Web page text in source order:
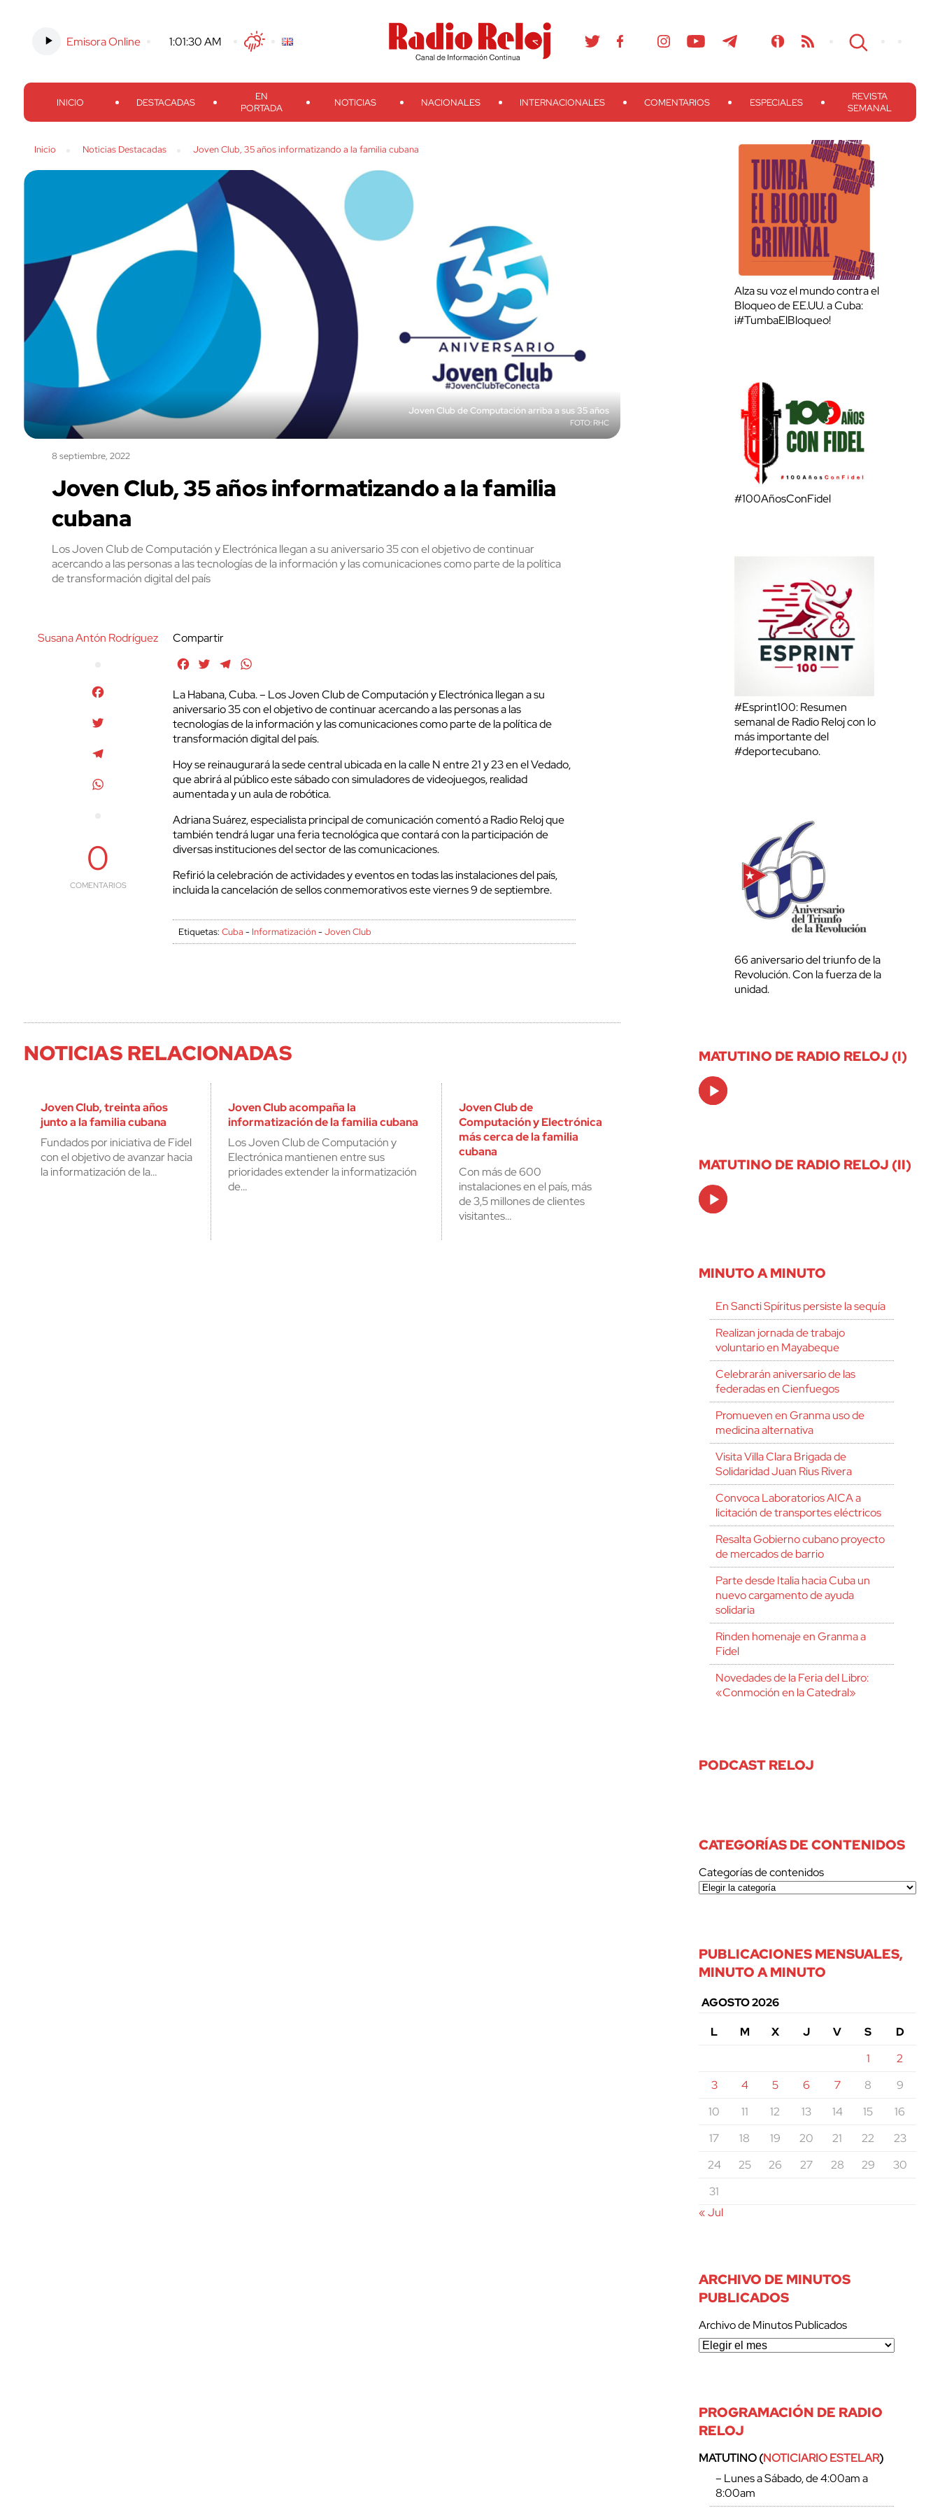
Emisora Online -1:01:30 AM TwitterFacebook
Threads
Instagram TelegramTeveo Ivoox RSS Search
INICIO DESTACADAS
EN
PORTADA
NOTICIAS NACIONALES INTERNACIONALES COMENTARIOS ESPECIALES
REVISTA
SEMANAL
Inicio Noticias Destacadas Joven Club, 35 años informatizando a la familia cubana
Joven Club de Computación arriba a sus 35 años
RHC
8 septiembre, 2022
Joven Club, 35 años informatizando a la familia
cubana
Los Joven Club de Computación y Electrónica llegan a su aniversario 35 con el objetivo de continuar
acercando a las personas a las tecnologías de la información y las comunicaciones como parte de la política
de transformación digital del país
Susana Antón Rodríguez
0
COMENTARIOS
Compartir
FacebookTwitterTelegram
La Habana, Cuba. – Los Joven Club de Computación y Electrónica llegan a su
aniversario 35 con el objetivo de continuar acercando a las personas a las
tecnologías de la información y las comunicaciones como parte de la política de
transformación digital del país.
Hoy se reinaugurará la sede central ubicada en la calle N entre 21 y 23 en el Vedado,
que abrirá al público este sábado con simuladores de videojuegos, realidad
aumentada y un aula de robótica.
Adriana Suárez, especialista principal de comunicación comentó a Radio Reloj que
también tendrá lugar una feria tecnológica que contará con la participación de
diversas instituciones del sector de las comunicaciones.
Refirió la celebración de actividades y eventos en todas las instalaciones del país,
incluida la cancelación de sellos conmemorativos este viernes 9 de septiembre.
Etiquetas:Cuba - Informatización-Joven Club
NOTICIAS RELACIONADAS
Joven Club, treinta años
junto a la familia cubana
Fundados por iniciativa de Fidel
con el objetivo de avanzar hacia
la informatización de la…
Joven Club acompaña la
informatización de la familia cubana
Los Joven Club de Computación y
Electrónica mantienen entre sus
prioridades extender la informatización
de…
Joven Club de
Computación y Electrónica
más cerca de la familia
cubana
Con más de 600
instalaciones en el país, más
de 3,5 millones de clientes
visitantes…
Alza su voz el mundo contra el
Bloqueo de EE.UU. a Cuba:
¡#TumbaElBloqueo!
#100AñosConFidel
#Esprint100: Resumen
semanal de Radio Reloj con lo
más importante del
#deportecubano.
66 aniversario del triunfo de la
Revolución. Con la fuerza de la
unidad.
MATUTINO DE RADIO RELOJ (I)
Audio
Player
MATUTINO DE RADIO RELOJ (II)
Audio
Player
MINUTO A MINUTO
En Sancti Spíritus persiste la sequía
Realizan jornada de trabajo
voluntario en Mayabeque
Celebrarán aniversario de las
federadas en Cienfuegos
Promueven en Granma uso de
medicina alternativa
Visita Villa Clara Brigada de
Solidaridad Juan Rius Rivera
Convoca Laboratorios AICA a
licitación de transportes eléctricos
Resalta Gobierno cubano proyecto
de mercados de barrio
Parte desde Italia hacia Cuba un
nuevo cargamento de ayuda
solidaria
Rinden homenaje en Granma a
Fidel
Novedades de la Feria del Libro:
«Conmoción en la Catedral»
PODCAST RELOJ
CATEGORÍAS DE CONTENIDOS
Categorías de contenidos
PUBLICACIONES MENSUALES,
MINUTO A MINUTO
AGOSTO 2026
L
M X J V S
D
1
2
3
4 5 6 7 8
9
10
11 12 13 14 15
16
17
18 19 20 21 22
23
24
25 26 27 28 29
30
31
« Jul
ARCHIVO DE MINUTOS
PUBLICADOS
Archivo de Minutos Publicados
PROGRAMACIÓN DE RADIO
RELOJ
MATUTINO (NOTICIARIO ESTELAR)
– Lunes a Sábado, de 4:00am a
8:00am